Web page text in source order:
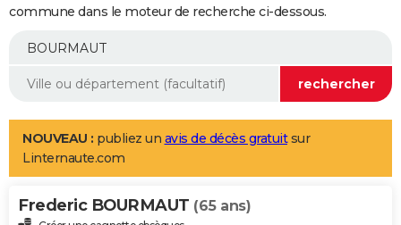
Essais
Réserver un essai
Citadines
Berlines
SUV
Forum auto
+
Mobiles
Meilleur smartphone
Internet
Ordinateurs
Jeux vidéo
Guide high-tech
Aménagement intérieur
LIFESTYLE
Art de vivre
Bien-être
Loisirs
Mode
Modes de vie
Alimentation
Guide de la santé
Maladies
Médicaments
Sommeil
VOYAGE
commune dans le moteur de recherche ci-dessous.
NOUVEAU : publiez un avis de décès gratuitsur
Linternaute.com
Frederic BOURMAUT (65 ans)